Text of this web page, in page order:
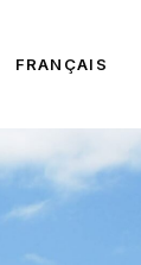
FRANÇAIS